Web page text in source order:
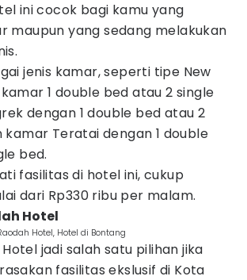
ini cocok bagi kamu yang
maupun yang sedang melakukan
jenis kamar, seperti tipe New
1 double bed atau 2 single
dengan 1 double bed atau 2
kamar Teratai dengan 1 double
bed.
fasilitas di hotel ini, cukup
dari Rp330 ribu per malam.
Hotel
Hotel, Hotel di Bontang
jadi salah satu pilihan jika
fasilitas ekslusif di Kota